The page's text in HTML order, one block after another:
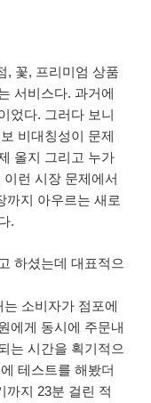
, 꽃, 프리미엄 상품
서비스다. 과거에
었다. 그러다 보니
비대칭성이 문제
올지 그리고 누가
런 시장 문제에서
까지 아우르는 새로
.
하셨는데 대표적으
소비자가 점포에
에게 동시에 주문내
는 시간을 획기적으
테스트를 해봤더
까지 23분 걸린 적